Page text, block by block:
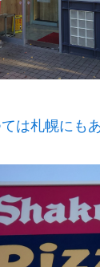
ては札幌にも